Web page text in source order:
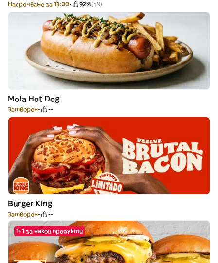
Насрочване за 13:00 92%(59)
Mola Hot Dog
Затворен --
Burger King
Затворен --
1+1 за някои продукти